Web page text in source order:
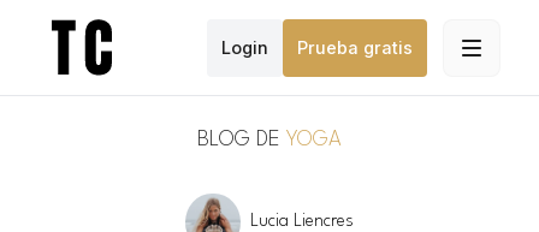
Login Prueba gratis
BLOG DE YOGA
Lucia Liencres